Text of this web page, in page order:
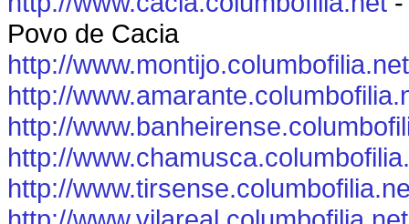
Povo de Cacia
http://www.montijo.columbofilia.net
http://
http://
http://
http://